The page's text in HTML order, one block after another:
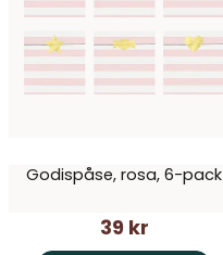
Godispåse, rosa, 6-pack
39 kr